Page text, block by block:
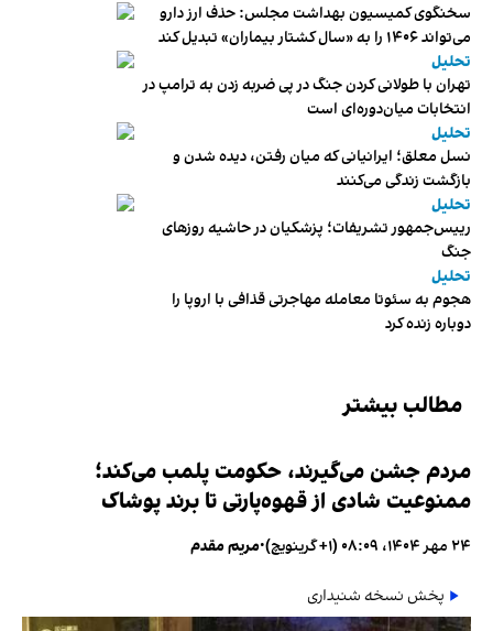
سخنگوی کمیسیون بهداشت مجلس: حذف ارز دارو
می‌تواند ۱۴۰۶ را به «سال کشتار بیماران» تبدیل کند
تحلیل
تهران با طولانی کردن جنگ در پی ضربه زدن به ترامپ در
انتخابات میان‌دوره‌ای است
تحلیل
نسل معلق؛ ایرانیانی که میان رفتن، دیده شدن و
بازگشت زندگی می‌کنند
تحلیل
رییس‌جمهور تشریفات؛ پزشکیان در حاشیه روزهای
جنگ
تحلیل
هجوم به سئوتا معامله مهاجرتی قذافی با اروپا را
دوباره زنده کرد
مطالب بیشتر
مردم جشن می‌گیرند، حکومت پلمب می‌کند؛
ممنوعیت شادی از قهوه‌پارتی تا برند پوشاک
۲۴ مهر ۱۴۰۴، ۰۸:۰۹ (‎+۱ گرینویچ) •مریم مقدم
پخش نسخه شنیداری